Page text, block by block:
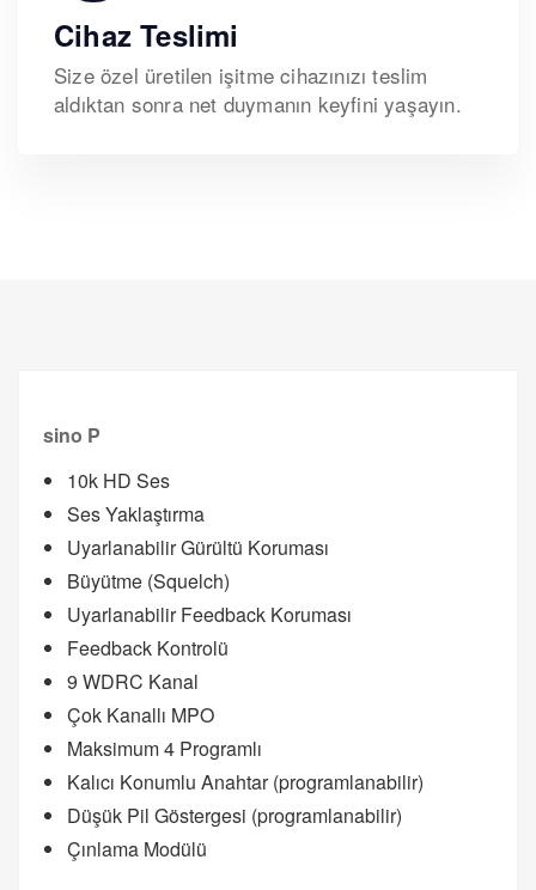
Cihaz Teslimi
Size özel üretilen işitme cihazınızı teslim
aldıktan sonra net duymanın keyfini yaşayın.
sino P
10k HD Ses
Ses Yaklaştırma
Uyarlanabilir Gürültü Koruması
Büyütme (Squelch)
Uyarlanabilir Feedback Koruması
Feedback Kontrolü
9 WDRC Kanal
Çok Kanallı MPO
Maksimum 4 Programlı
Kalıcı Konumlu Anahtar (programlanabilir)
Düşük Pil Göstergesi (programlanabilir)
Çınlama Modülü